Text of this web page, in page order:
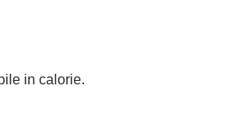
in calorie.